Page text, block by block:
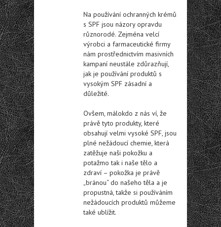
Na používání ochranných krémů
s SPF jsou názory opravdu
různorodé. Zejména velcí
výrobci a farmaceutické firmy
nám prostřednictvím masivních
kampaní neustále zdůrazňují,
jak je používání produktů s
vysokým SPF zásadní a
důležité.
Ovšem, málokdo z nás ví, že
právě tyto produkty, které
obsahují velmi vysoké SPF, jsou
plné nežádoucí chemie, která
zatěžuje naši pokožku a
potažmo tak i naše tělo a
zdraví – pokožka je právě
„bránou“ do našeho těla a je
propustná, takže si používáním
nežádoucích produktů můžeme
také ublížit.